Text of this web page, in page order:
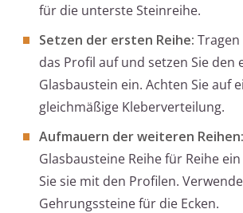
für die unterste Steinreihe.
Setzen der ersten Reihe: Tragen
das Profil auf und setzen Sie den
Glasbaustein ein. Achten Sie auf
gleichmäßige Kleberverteilung.
Aufmauern der weiteren Reihen:
Glasbausteine Reihe für Reihe
Sie sie mit den Profilen.
Gehrungssteine für die Ecken.